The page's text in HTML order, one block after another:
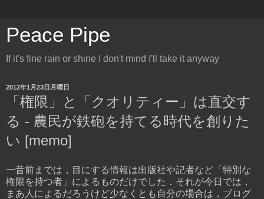
Peace Pipe
If it's fine rain or shine I don't mind I'll take it anyway
2012年1月23日月曜日
「権限」と「クオリティー」は直交す
る - 農民が鉄砲を持てる時代を創りた
い [memo]
一昔前までは，目にする情報は出版社や記者など「特別な
権限を持つ者」によるものだけでした．それが今日では，
まあ人によるだろうけど少なくとも自分の場合は，ブログ